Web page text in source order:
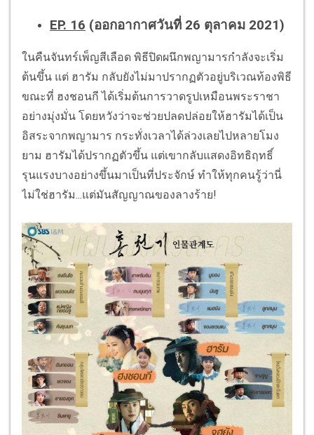
EP. 16 (ออกอากาศวันที่ 26 ตุลาคม 2021)
ในคืนจันทร์เพ็ญสีเลือด พิธีปิดผนึกพญามารกำลังจะเริ่ม
ต้นขึ้น แต่ ฮารัม กลับยังไม่มาปรากฏตัวอยู่บริเวณท้องพิธี
ขณะที่ ฮงชอนกี ได้เริ่มต้นการวาดรูปเหมือนพระราชา
อย่างมุ่งมั่น โดยหวังว่าจะช่วยปลดปล่อยให้ฮารัมได้เป็น
อิสระจากพญามาร กระทั่งเวลาได้ล่วงเลยไปหลายโมง
ยาม ฮารัมได้ปรากฏตัวขึ้น แต่เขากลับแสดงอิทธิฤทธิ์
รุนแรงบางอย่างขึ้นมาเป็นที่ประจักษ์ ทำให้ทุกคนรู้ว่านี่
ไม่ใช่ฮารัม...แต่มันสัญญาณของลางร้าย!